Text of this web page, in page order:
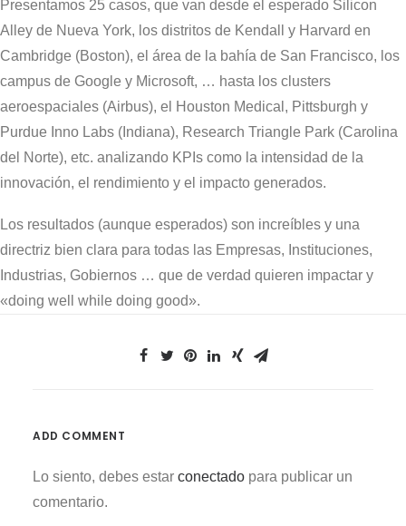
Presentamos 25 casos, que van desde el esperado Silicon
Alley de Nueva York, los distritos de Kendall y Harvard en
Cambridge (Boston), el área de la bahía de San Francisco, los
campus de Google y Microsoft, … hasta los clusters
aeroespaciales (Airbus), el Houston Medical, Pittsburgh y
Purdue Inno Labs (Indiana), Research Triangle Park (Carolina
del Norte), etc. analizando KPIs como la intensidad de la
innovación, el rendimiento y el impacto generados.
Los resultados (aunque esperados) son increíbles y una
directriz bien clara para todas las Empresas, Instituciones,
Industrias, Gobiernos … que de verdad quieren impactar y
«doing well while doing good».
ADD COMMENT
Lo siento, debes estar conectado para publicar un
comentario.